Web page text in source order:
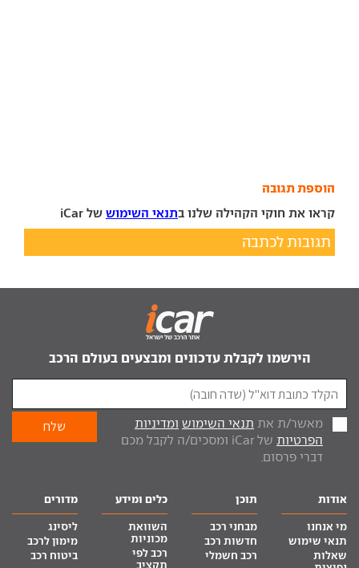
הוספת תגובה
קראו את חוקי הקהילה שלנו בתנאי השימוש של iCar
תגובות לכתבה
הירשמו לקבלת עדכונים ומבצעים בעולם הרכב
מאשר/ת את תנאי השימוש ומדיניות
הפרטיות
של iCar ומסכים/ה לקבל מכם
דברי פרסום.
אודות
מי אנחנו
תנאי שימוש
שאלות
תוכן
מבחני רכב
חדשות רכב
רכב חשמלי
כלים ומידע
השוואת
מכוניות
רכב לפי
מדורים
ליסינג
מימון לרכב
ביטוח רכב